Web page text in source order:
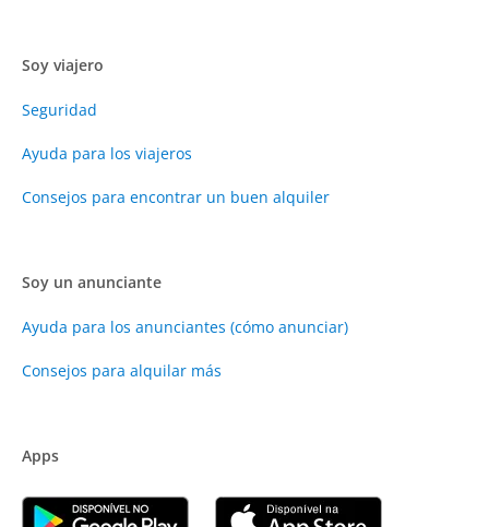
Soy viajero
Seguridad
Ayuda para los viajeros
Consejos para encontrar un buen alquiler
Soy un anunciante
Ayuda para los anunciantes (cómo anunciar)
Consejos para alquilar más
Apps